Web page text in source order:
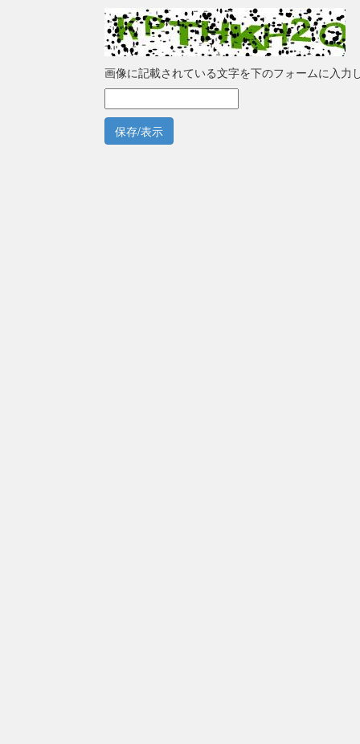
画像に記載されている文字を下のフォームに入力
保存/表示